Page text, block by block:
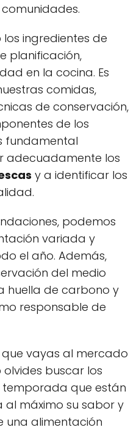
ingredientes de
planificación,
en la cocina. Es
comidas,
de conservación,
de los
fundamental
adecuadamente los
y a identificar los
podemos
variada y
el año. Además,
del medio
huella de carbono y
responsable de
vayas al mercado
buscar los
temporada que están
al máximo su sabor y
una alimentación